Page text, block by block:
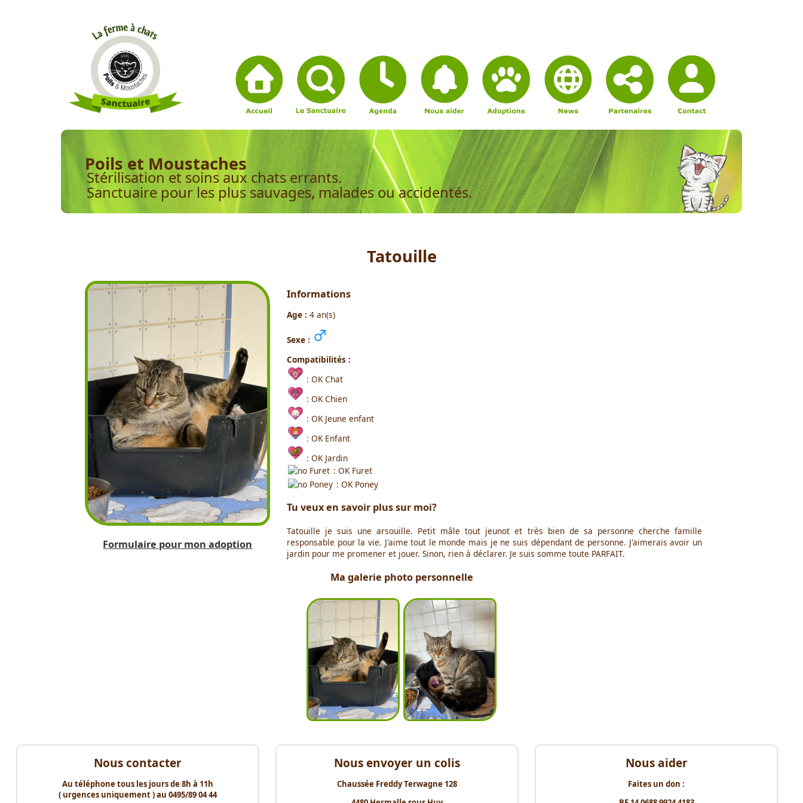
Poils et Moustaches
Stérilisation et soins aux chats errants.
Sanctuaire pour les plus sauvages, malades ou accidentés.
Tatouille
Formulaire pour mon adoption
Informations
Age : 4 an(s)
Sexe :
Compatibilités :
: OK Chat
: OK Chien
: OK Jeune enfant
: OK Enfant
: OK Jardin
: OK Furet
: OK Poney
Tu veux en savoir plus sur moi?
Tatouille je suis une arsouille. Petit mâle tout jeunot et très bien de sa personne cherche famille
responsable pour la vie. J'aime tout le monde mais je ne suis dépendant de personne. J'aimerais avoir un
jardin pour me promener et jouer. Sinon, rien à déclarer. Je suis somme toute PARFAIT.
Ma galerie photo personnelle
Nous contacter
Au téléphone tous les jours de 8h à 11h
( urgences uniquement ) au 0495/89 04 44
Nous envoyer un colis
Chaussée Freddy Terwagne 128
Nous aider
Faites un don :